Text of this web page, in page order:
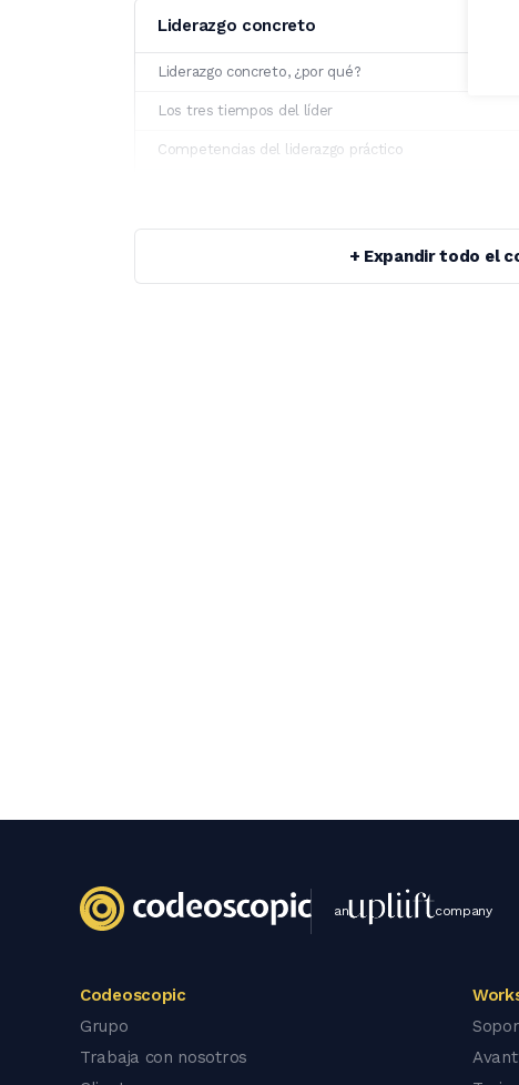
Liderazgo concreto
Liderazgo concreto, ¿por qué?
Los tres tiempos del líder
Competencias del liderazgo práctico
+ Expandir todo el
an company
Codeoscopic
Grupo
Trabaja con nosotros